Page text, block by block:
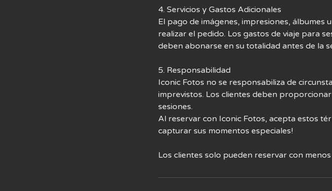
4. Servicios y Gastos Adicionales
El pago de imágenes, impresiones,
realizar el pedido. Los gastos de viaje para
deben abonarse en su totalidad antes de la
5. Responsabilidad
Iconic Fotos no se responsabiliza de
imprevistos. Los clientes deben
sesiones.
Al reservar con Iconic Fotos, acepta estos
capturar sus momentos especiales!
Los clientes solo pueden reservar con